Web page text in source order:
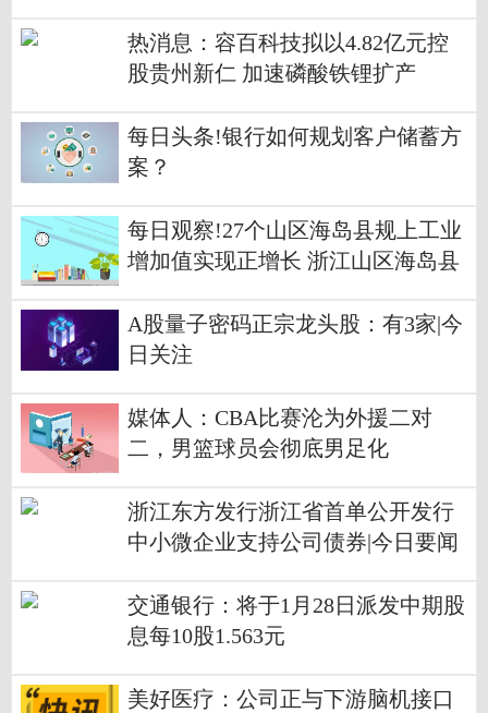
热消息：容百科技拟以4.82亿元控
股贵州新仁 加速磷酸铁锂扩产
每日头条!银行如何规划客户储蓄方
案？
每日观察!27个山区海岛县规上工业
增加值实现正增长 浙江山区海岛县
A股量子密码正宗龙头股：有3家|今
日关注
媒体人：CBA比赛沦为外援二对
二，男篮球员会彻底男足化
浙江东方发行浙江省首单公开发行
中小微企业支持公司债券|今日要闻
交通银行：将于1月28日派发中期股
息每10股1.563元
美好医疗：公司正与下游脑机接口